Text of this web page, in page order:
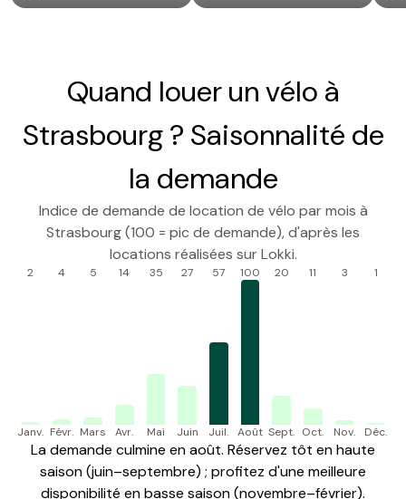
Quand louer un vélo à
Strasbourg ? Saisonnalité de
la demande
Indice de demande de location de vélo par mois à
Strasbourg (100 = pic de demande), d'après les
locations réalisées sur Lokki.
2
Janv.
4
Févr.
5
Mars
14
Avr.
35
Mai
27
Juin
57
Juil.
100
Août
20
Sept.
11
Oct.
3
Nov.
1
Déc.
La demande culmine en août. Réservez tôt en haute
saison (juin–septembre) ; profitez d'une meilleure
disponibilité en basse saison (novembre–février).